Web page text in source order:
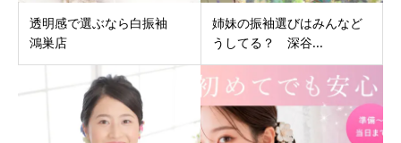
透明感で選ぶなら白振袖
鴻巣店
姉妹の振袖選びはみんなど
うしてる？ 深谷...